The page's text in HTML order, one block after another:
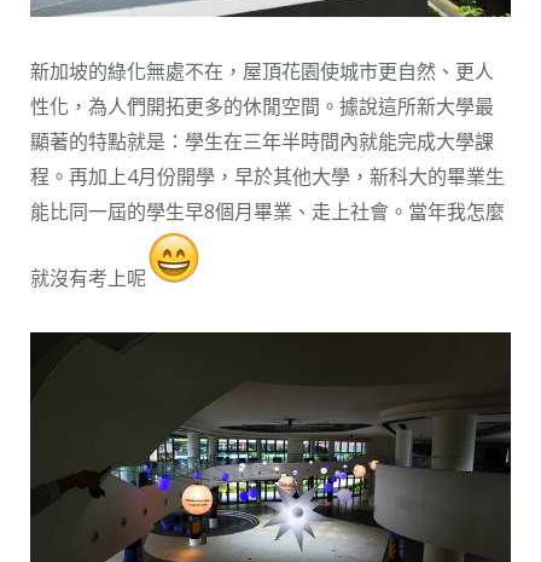
新加坡的綠化無處不在，屋頂花園使城市更自然、更人
性化，為人們開拓更多的休閒空間。據說這所新大學最
顯著的特點就是：學生在三年半時間內就能完成大學課
程。再加上4月份開學，早於其他大學，新科大的畢業生
能比同一屆的學生早8個月畢業、走上社會。當年我怎麼
就沒有考上呢